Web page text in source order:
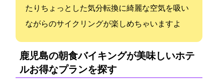
たりちょっとした気分転換に綺麗な空気を吸い
ながらのサイクリングが楽しめちゃいますよ
鹿児島の朝食バイキングが美味しいホテ
ル:お得なプランを探す